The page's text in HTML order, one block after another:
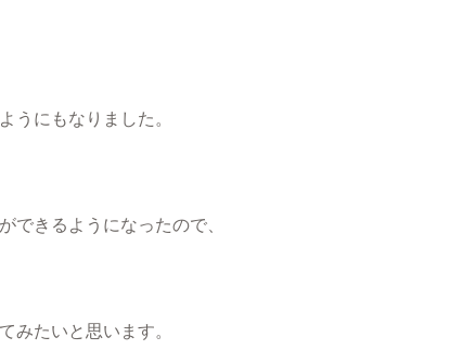
うにもなりました。
できるようになったので、
みたいと思います。